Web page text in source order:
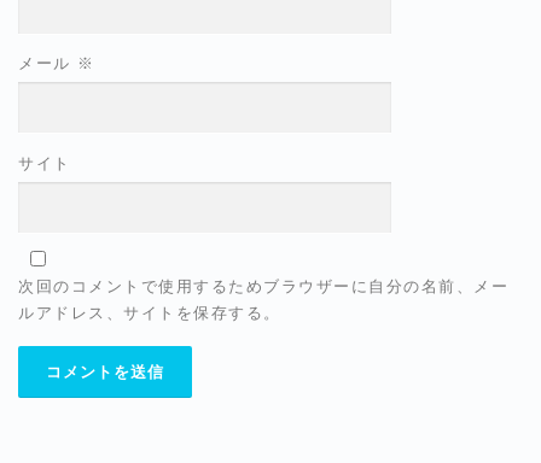
メール ※
サイト
次回のコメントで使用するためブラウザーに自分の名前、メー
ルアドレス、サイトを保存する。